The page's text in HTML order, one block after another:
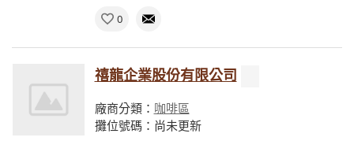
0
禧龍企業股份有限公司
廠商分類： 咖啡區
攤位號碼：尚未更新